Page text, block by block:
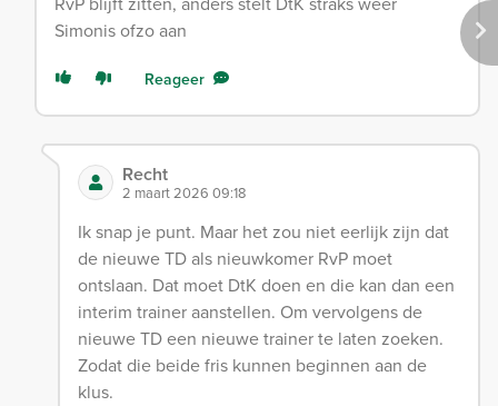
Simonis ofzo aan
Reageer
Recht
2 maart 2026 09:18
Ik snap je punt. Maar het zou niet eerlijk zijn dat
de nieuwe TD als nieuwkomer RvP moet
ontslaan. Dat moet DtK doen en die kan dan een
interim trainer aanstellen. Om vervolgens de
nieuwe TD een nieuwe trainer te laten zoeken.
Zodat die beide fris kunnen beginnen aan de
klus.